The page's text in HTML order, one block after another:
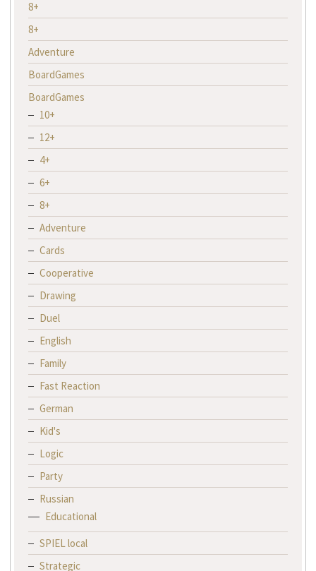
8+
8+
Adventure
BoardGames
BoardGames
10+
12+
4+
6+
8+
Adventure
Cards
Cooperative
Drawing
Duel
English
Family
Fast Reaction
German
Kid's
Logic
Party
Russian
Educational
SPIEL local
Strategic